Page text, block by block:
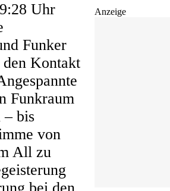
Anzeige
Uhr
Funker
Kontakt
Funkraum
bis
von
All zu